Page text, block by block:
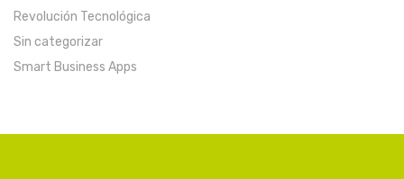
Revolución Tecnológica
Sin categorizar
Smart Business Apps